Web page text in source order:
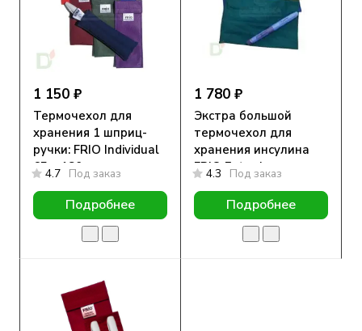
1 150 ₽
Термочехол для
хранения 1 шприц-
ручки: FRIO Individual
65 х 180 мм
4.7 Под заказ
Подробнее
1 780 ₽
Экстра большой
термочехол для
хранения инсулина
FRIO Extra Large
Wallet, 15,5 х 21 см
4.3 Под заказ
Подробнее